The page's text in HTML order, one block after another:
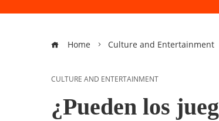
Home Culture and Entertainment
CULTURE AND ENTERTAINMENT
¿Pueden los